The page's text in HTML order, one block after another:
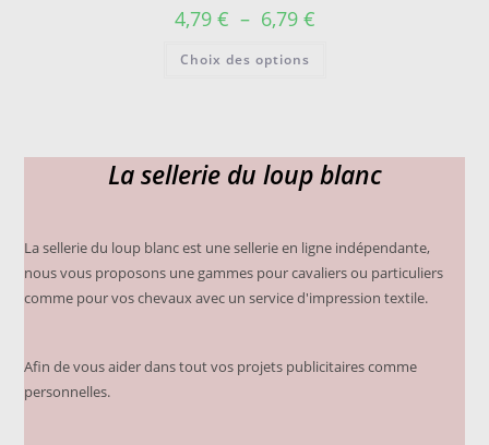
4,79 € – 6,79 €Plage
de
Choix des options
peuvent
être
choisies
du
produit
La sellerie du loup blanc
La sellerie du loup blanc est une sellerie en ligne indépendante,
nous vous proposons une gammes pour cavaliers ou particuliers
comme pour vos chevaux avec un service d'impression textile.
Afin de vous aider dans tout vos projets publicitaires comme
personnelles.